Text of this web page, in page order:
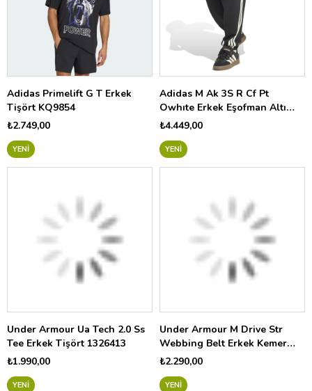
Adidas Primelift G T Erkek
Tişört KQ9854
₺2.749,00
YENI
Adidas M Ak 3S R Cf Pt
Owhıte Erkek Eşofman Altı
KW2359
₺4.449,00
YENI
Under Armour Ua Tech 2.0 Ss
Tee Erkek Tişört 1326413
₺1.990,00
YENI
Under Armour M Drive Str
Webbing Belt Erkek Kemer
1383935
₺2.290,00
YENI